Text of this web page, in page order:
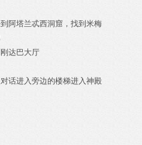
阿塔兰忒西洞窟，找到米梅
达巴大厅
话进入旁边的楼梯进入神殿